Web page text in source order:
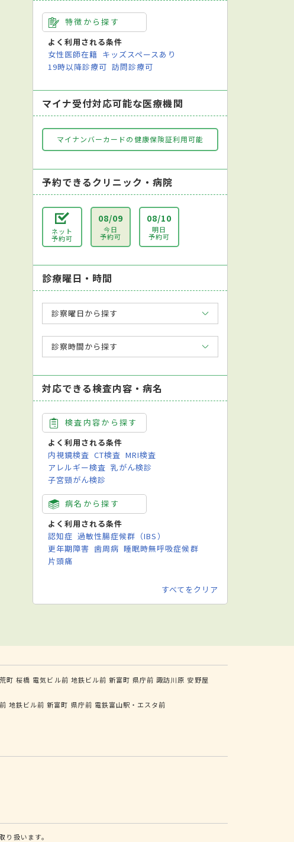
特徴から探す
よく利用される条件
女性医師在籍 キッズスペースあり
19時以降診療可 訪問診療可
マイナ受付対応可能な医療機関
マイナンバーカードの健康保険証利用可能
予約できるクリニック・病院
ネット
予約可
08/09
今日
予約可
08/10
明日
予約可
診療曜日・時間
診察曜日から探す
診察時間から探す
対応できる検査内容・病名
検査内容から探す
よく利用される条件
内視鏡検査 CT検査 MRI検査
アレルギー検査 乳がん検診
子宮頸がん検診
病名から探す
よく利用される条件
認知症 過敏性腸症候群（IBS）
更年期障害 歯周病 睡眠時無呼吸症候群
片頭痛
すべてをクリア
荒町 桜橋 電気ビル前 地鉄ビル前 新富町 県庁前 諏訪川原 安野屋
地鉄ビル前 新富町 県庁前 電鉄富山駅・エスタ前
扱います。